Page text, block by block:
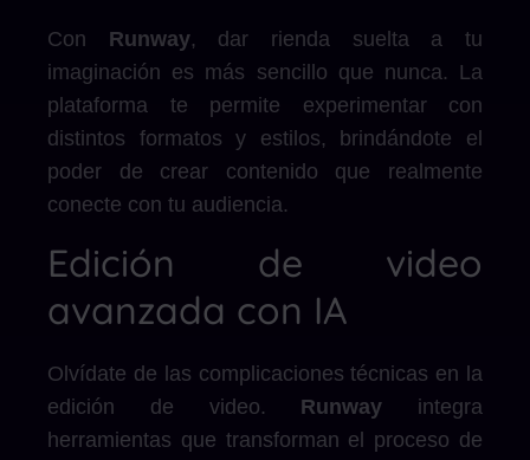
Con Runway, dar rienda suelta a tu
imaginación es más sencillo que nunca. La
plataforma te permite experimentar con
distintos formatos y estilos, brindándote el
poder de crear contenido que realmente
conecte con tu audiencia.
Edición de video
avanzada con IA
Olvídate de las complicaciones técnicas en la
edición de video. Runway integra
herramientas que transforman el proceso de